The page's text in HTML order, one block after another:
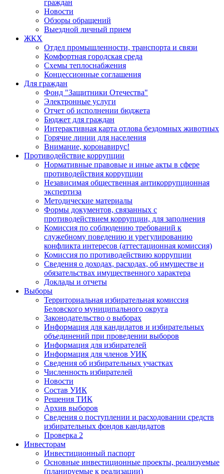
граждан
Новости
Обзоры обращений
Выездной личный прием
ЖКХ
Отдел промышленности, транспорта и связи
Комфортная городская среда
Схемы теплоснабжения
Концессионные соглашения
Для граждан
Фонд "Защитники Отечества"
Электронные услуги
Отчет об исполнении бюджета
Бюджет для граждан
Интерактивная карта отлова бездомных животных
Горячие линии для населения
Внимание, коронавирус!
Противодействие коррупции
Нормативные правовые и иные акты в сфере
противодействия коррупции
Независимая общественная антикоррупционная
экспертиза
Методические материалы
Формы документов, связанных с
противодействием коррупции, для заполнения
Комиссия по соблюдению требований к
служебному поведению и урегулированию
конфликта интересов (аттестационная комиссия)
Комиссия по противодействию коррупции
Сведения о доходах, расходах, об имуществе и
обязательствах имущественного характера
Доклады и отчеты
Выборы
Территориальная избирательная комиссия
Беловского муниципального округа
Законодательство о выборах
Информация для кандидатов и избирательных
объединений при проведении выборов
Информация для избирателей
Информация для членов УИК
Сведения об избирательных участках
Численность избирателей
Новости
Состав УИК
Решения ТИК
Архив выборов
Сведения о поступлении и расходовании средств
избирательных фондов кандидатов
Проверка 2
Инвесторам
Инвестиционный паспорт
Основные инвестиционные проекты, реализуемые
(планируемые к реализации)